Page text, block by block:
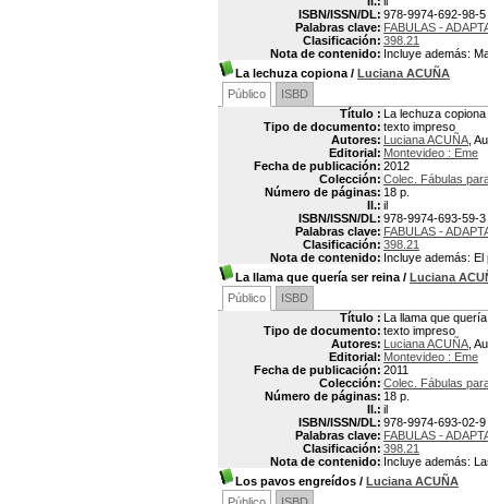
ISBN/ISSN/DL: 978-9974-692-98-5
Palabras clave: FABULAS -
Clasificación: 398.21
Nota de contenido: Incluye además:
La lechuza copiona / Luciana ACUÑA
Público
ISBD
Título : La lechuza copiona
Tipo de documento: texto impreso
Autores: Luciana ACUÑA ,
Editorial: Montevideo : Eme
Fecha de publicación: 2012
Colección: Colec. Fábulas
Número de páginas: 18 p.
Il.: il
ISBN/ISSN/DL: 978-9974-693-59-3
Palabras clave: FABULAS -
Clasificación: 398.21
Nota de contenido: Incluye además: El
La llama que quería ser reina / Luciana
Público
ISBD
Título : La llama que
Tipo de documento: texto impreso
Autores: Luciana ACUÑA ,
Editorial: Montevideo : Eme
Fecha de publicación: 2011
Colección: Colec. Fábulas
Número de páginas: 18 p.
Il.: il
ISBN/ISSN/DL: 978-9974-693-02-9
Palabras clave: FABULAS -
Clasificación: 398.21
Nota de contenido: Incluye además:
Los pavos engreídos / Luciana ACUÑA